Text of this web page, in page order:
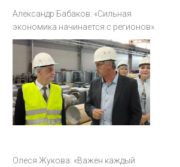
Александр Бабаков: «Сильная
экономика начинается с регионов».
Олеся Жукова: «Важен каждый